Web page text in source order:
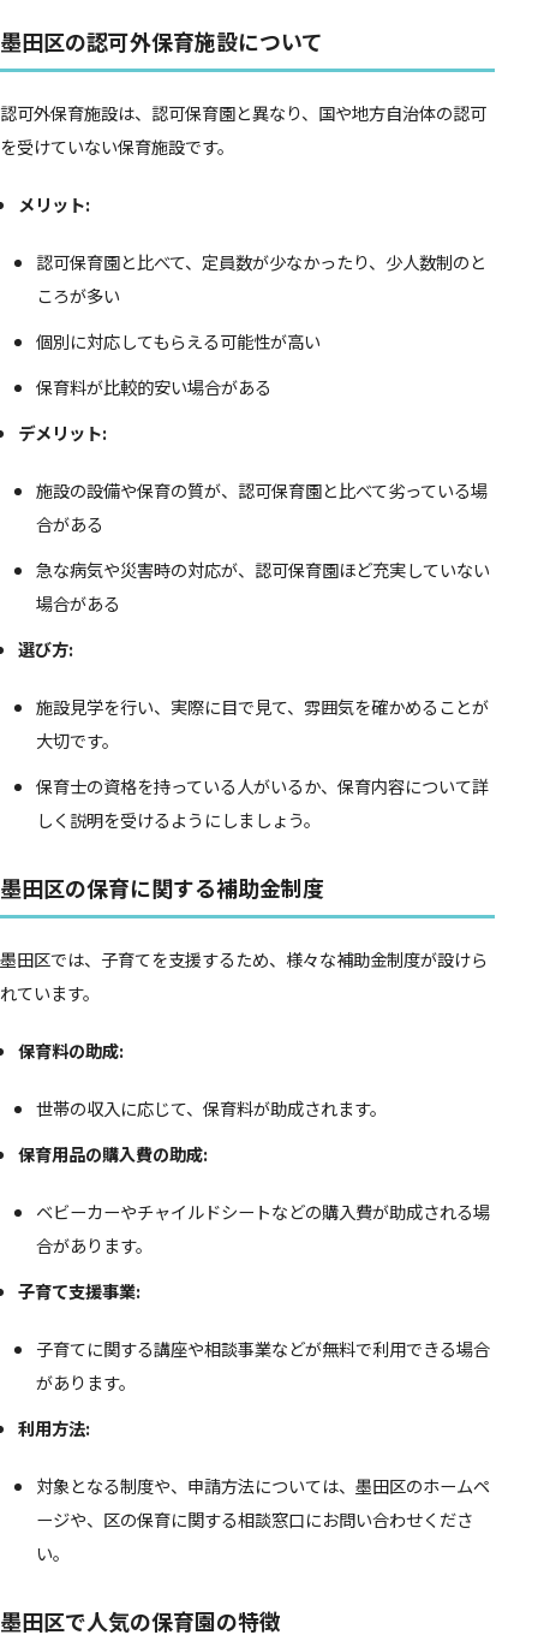
墨田区の認可外保育施設について
認可外保育施設は、認可保育園と異なり、国や地方自治体の認可
を受けていない保育施設です。
メリット:
認可保育園と比べて、定員数が少なかったり、少人数制のと
ころが多い
個別に対応してもらえる可能性が高い
保育料が比較的安い場合がある
デメリット:
施設の設備や保育の質が、認可保育園と比べて劣っている場
合がある
急な病気や災害時の対応が、認可保育園ほど充実していない
場合がある
選び方:
施設見学を行い、実際に目で見て、雰囲気を確かめることが
大切です。
保育士の資格を持っている人がいるか、保育内容について詳
しく説明を受けるようにしましょう。
墨田区の保育に関する補助金制度
墨田区では、子育てを支援するため、様々な補助金制度が設けら
れています。
保育料の助成:
世帯の収入に応じて、保育料が助成されます。
保育用品の購入費の助成:
ベビーカーやチャイルドシートなどの購入費が助成される場
合があります。
子育て支援事業:
子育てに関する講座や相談事業などが無料で利用できる場合
があります。
利用方法:
対象となる制度や、申請方法については、墨田区のホームペ
ージや、区の保育に関する相談窓口にお問い合わせくださ
い。
墨田区で人気の保育園の特徴